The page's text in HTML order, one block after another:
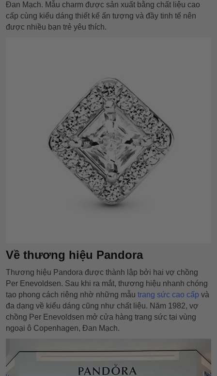
Đan Mạch. Mẫu charm được sản xuất bằng chất liệu cao
cấp cùng kiểu dáng thiết kế ấn tượng và đầy tinh tế nên
được nhiều bạn trẻ yêu thích.
Về thương hiệu Pandora
Thương hiệu Pandora được thành lập bởi hai vợ chồng
Per Enevoldsen. Sau khi ra mắt, thương hiệu nhanh chóng
tạo phong cách riêng nhờ những mẫu trang sức cao cấp và
đa dạng về kiểu dáng cũng như chất liệu. Năm 1982, vợ
chồng Per Enevoldsen mở cửa hàng trang sức tại vùng
ngoại ô Copenhagen, Đan Mạch.